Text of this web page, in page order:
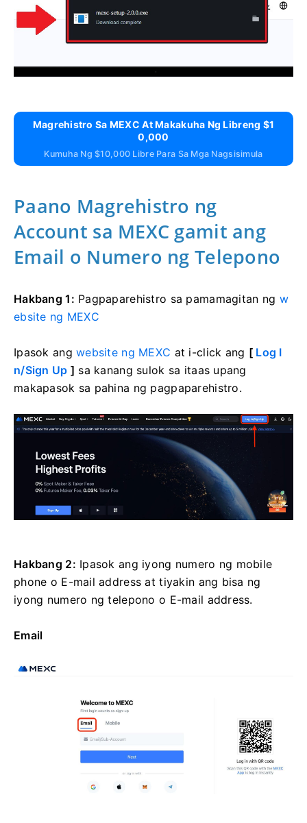
Magrehistro Sa MEXC At Makakuha Ng Libreng $1
0,000
Kumuha Ng $10,000 Libre Para Sa Mga Nagsisimula
Paano Magrehistro ng
Account sa MEXC gamit ang
Email o Numero ng Telepono
Hakbang 1: Pagpaparehistro sa pamamagitan ng w
ebsite ng MEXC
Ipasok angwebsite ng MEXC at i-click ang [ Log I
n/Sign Up ] sa kanang sulok sa itaas upang
makapasok sa pahina ng pagpaparehistro.
Hakbang 2: Ipasok ang iyong numero ng mobile
phone o E-mail address at tiyakin ang bisa ng
iyong numero ng telepono o E-mail address.
Email